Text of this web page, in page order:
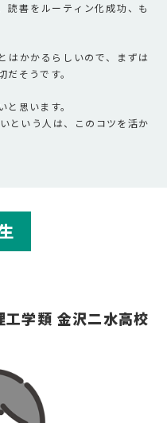
書をルーティン化成功、も
はかかるらしいので、まずは
そうです。
思います。
という人は、このコツを活か
学類 金沢二水高校